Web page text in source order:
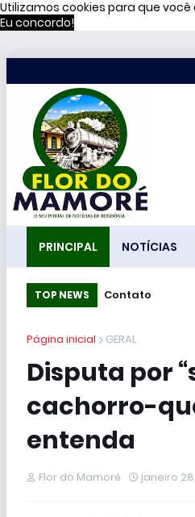
Utilizamos cookies para que
Eu concordo!
PRINCIPAL NOTÍCIAS
TOP NEWS Contato
Página inicial GERAL
Disputa por
cachorro-
entenda
Flor do Mamoré janeiro